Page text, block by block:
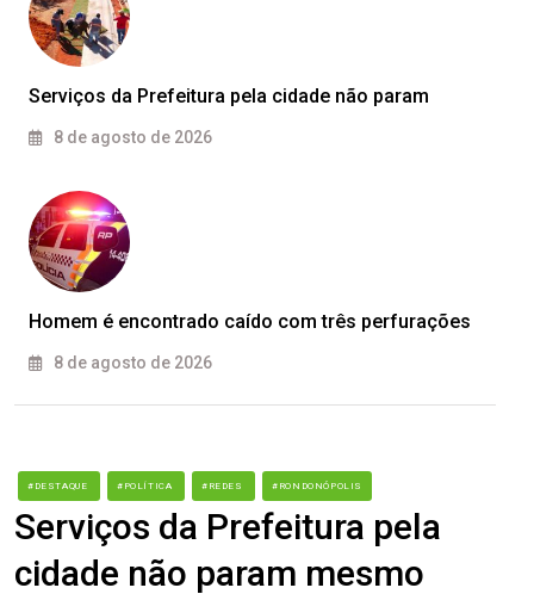
Serviços da Prefeitura pela cidade não param
8 de agosto de 2026
Homem é encontrado caído com três perfurações
8 de agosto de 2026
#DESTAQUE #POLÍTICA #REDES #RONDONÓPOLIS
Serviços da Prefeitura pela
cidade não param mesmo